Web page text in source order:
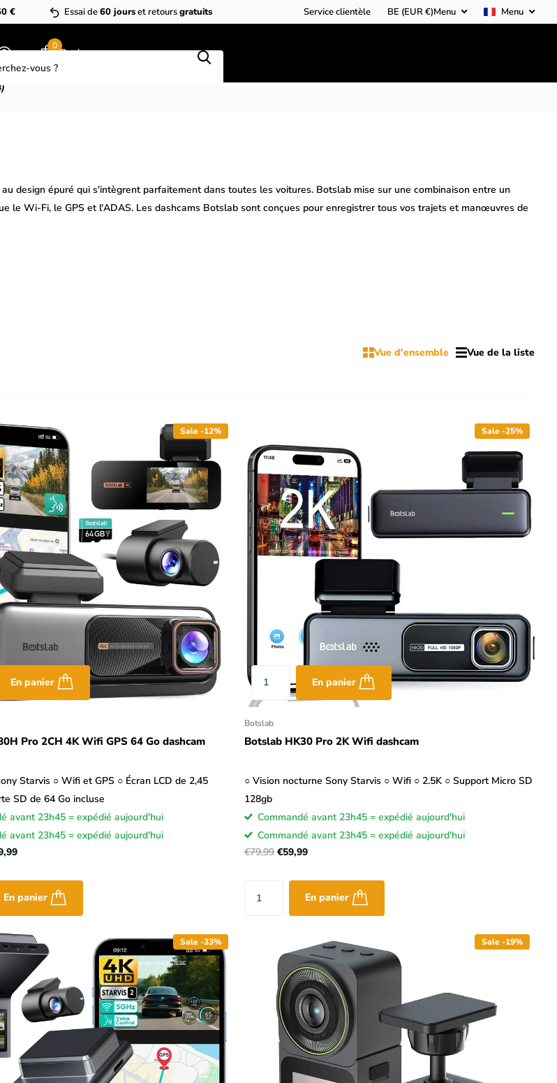
€ Essai de60 jourset retoursgratuits Service clientèle BE (EUR €)Menu Menu
vous?
0
Panier
design épuré qui s'intègrent parfaitement dans toutes les voitures. Botslab mise sur une combinaison entre un
le Wi-Fi, le GPS et l'ADAS. Les dashcams Botslab sont conçues pour enregistrer tous vos trajets et manœuvres de
Vue d'ensemble
Vue de la liste
Sale -12%
En panier
Pro 2CH 4K Wifi GPS 64 Go dashcam
Starvis ○ Wifi et GPS ○ Écran LCD de 2,45
SD de 64 Go incluse
avant 23h45 = expédié aujourd'hui
avant 23h45 = expédié aujourd'hui
En panier
Sale -25%
En panier
Botslab
Botslab HK30 Pro 2K Wifi dashcam
○ Vision nocturne Sony Starvis ○ Wifi ○ 2.5K ○ Support Micro SD
128gb
Commandé avant 23h45 = expédié aujourd'hui
Commandé avant 23h45 = expédié aujourd'hui
€79,99 €59,99
En panier
Sale -33% Sale -19%